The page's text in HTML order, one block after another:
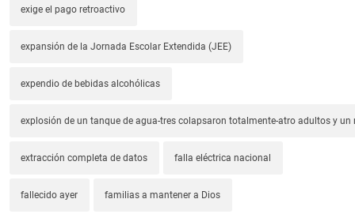
exige el pago retroactivo
expansión de la Jornada Escolar Extendida (JEE)
expendio de bebidas alcohólicas
explosión de un tanque de agua-tres colapsaron totalmente-atro adultos y un
extracción completa de datos falla eléctrica nacional
fallecido ayer familias a mantener a Dios